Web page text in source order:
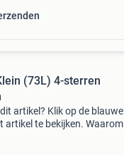
(73L) 4-sterren
artikel? Klik op de blauwe
artikel te bekijken. Waarom